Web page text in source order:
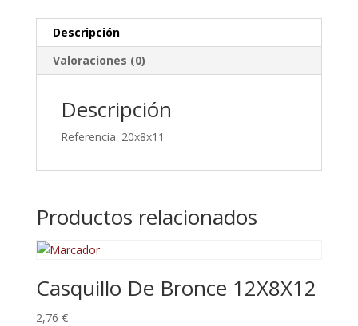
Descripción
Valoraciones (0)
Descripción
Referencia: 20x8x11
Productos relacionados
Casquillo De Bronce 12X8X12
2,76 €